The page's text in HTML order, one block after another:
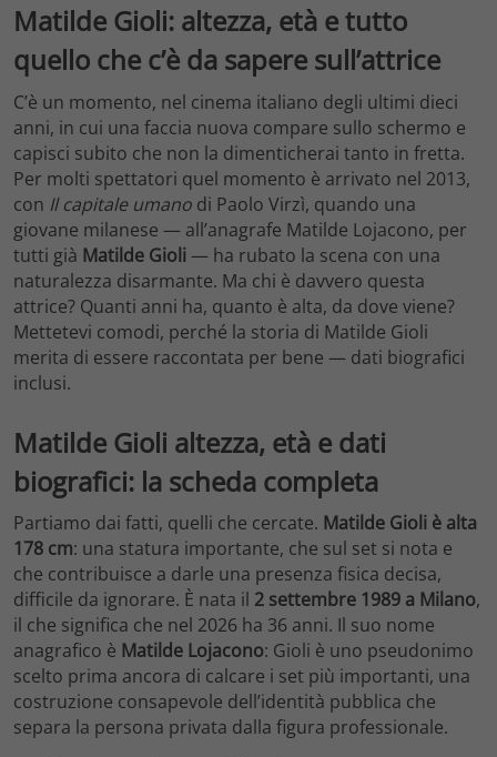
Matilde Gioli: altezza, età e tutto
quello che c’è da sapere sull’attrice
C’è un momento, nel cinema italiano degli ultimi dieci
anni, in cui una faccia nuova compare sullo schermo e
capisci subito che non la dimenticherai tanto in fretta.
Per molti spettatori quel momento è arrivato nel 2013,
con Il capitale umano di Paolo Virzì, quando una
giovane milanese — all’anagrafe Matilde Lojacono, per
tutti già Matilde Gioli— ha rubato la scena con una
naturalezza disarmante. Ma chi è davvero questa
attrice? Quanti anni ha, quanto è alta, da dove viene?
Mettetevi comodi, perché la storia di Matilde Gioli
merita di essere raccontata per bene — dati biografici
inclusi.
Matilde Gioli altezza, età e dati
biografici: la scheda completa
Partiamo dai fatti, quelli che cercate. Matilde Gioli è alta
178 cm: una statura importante, che sul set si nota e
che contribuisce a darle una presenza fisica decisa,
difficile da ignorare. È nata il 2 settembre 1989 a Milano,
il che significa che nel 2026 ha 36 anni. Il suo nome
anagrafico è Matilde Lojacono: Gioli è uno pseudonimo
scelto prima ancora di calcare i set più importanti, una
costruzione consapevole dell’identità pubblica che
separa la persona privata dalla figura professionale.